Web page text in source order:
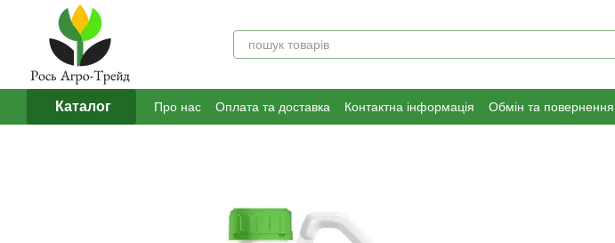
Перейти до основного контенту
Каталог Про нас Оплата та доставка Контактна інформація Обмін та повернення